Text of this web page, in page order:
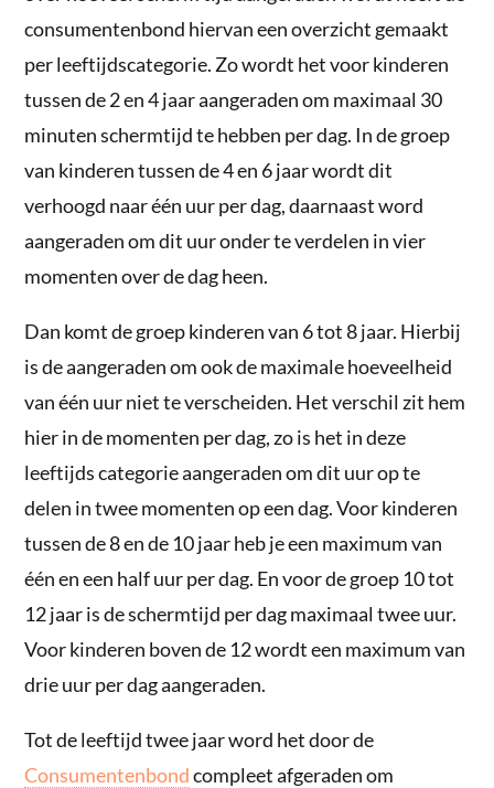
consumentenbond hiervan een overzicht gemaakt
per leeftijdscategorie. Zo wordt het voor kinderen
tussen de 2 en 4 jaar aangeraden om maximaal 30
minuten schermtijd te hebben per dag. In de groep
van kinderen tussen de 4 en 6 jaar wordt dit
verhoogd naar één uur per dag, daarnaast word
aangeraden om dit uur onder te verdelen in vier
momenten over de dag heen.
Dan komt de groep kinderen van 6 tot 8 jaar. Hierbij
is de aangeraden om ook de maximale hoeveelheid
van één uur niet te verscheiden. Het verschil zit hem
hier in de momenten per dag, zo is het in deze
leeftijds categorie aangeraden om dit uur op te
delen in twee momenten op een dag. Voor kinderen
tussen de 8 en de 10 jaar heb je een maximum van
één en een half uur per dag. En voor de groep 10 tot
12 jaar is de schermtijd per dag maximaal twee uur.
Voor kinderen boven de 12 wordt een maximum van
drie uur per dag aangeraden.
Tot de leeftijd twee jaar word het door de
Consumentenbondcompleet afgeraden om